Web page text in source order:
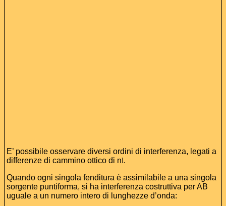
E’ possibile osservare diversi ordini di interferenza, legati a
differenze di cammino ottico di nl.
Quando ogni singola fenditura è assimilabile a una singola
sorgente puntiforma, si ha interferenza costruttiva per AB
uguale a un numero intero di lunghezze d’onda: